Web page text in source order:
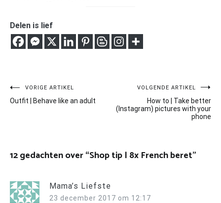
Delen is lief
Bericht
navigatie
VORIGE ARTIKEL
Outfit | Behave like an adult
VOLGENDE ARTIKEL
How to | Take better
(Instagram) pictures with your
phone
12 gedachten over “Shop tip | 8x French beret”
Mama’s Liefste
23 december 2017 om 12:17